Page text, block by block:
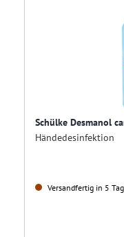
Schülke Desmanol
Händedesinfektion
Versandfertig in 5